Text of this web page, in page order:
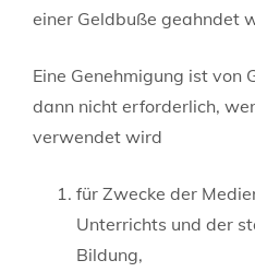
einer Geldbuße geahndet
Eine Genehmigung ist von
dann nicht erforderlich,
verwendet wird
für Zwecke der
Unterrichts und der
Bildung,